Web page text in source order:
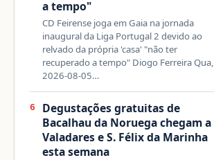
a tempo"
CD Feirense joga em Gaia na jornada
inaugural da Liga Portugal 2 devido ao
relvado da própria 'casa' "não ter
recuperado a tempo" Diogo Ferreira Qua,
2026-08-05…
6
Degustações gratuitas de
Bacalhau da Noruega chegam a
Valadares e S. Félix da Marinha
esta semana